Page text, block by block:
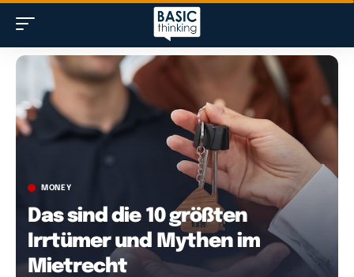
MONEY
Das sind die 10 größten
Irrtümer und Mythen im
Mietrecht